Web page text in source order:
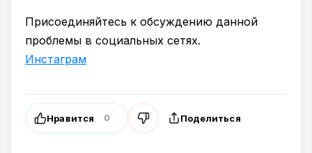
Присоединяйтесь к обсуждению данной
проблемы в социальных сетях.
Инстаграм
Нравится 0 Поделиться